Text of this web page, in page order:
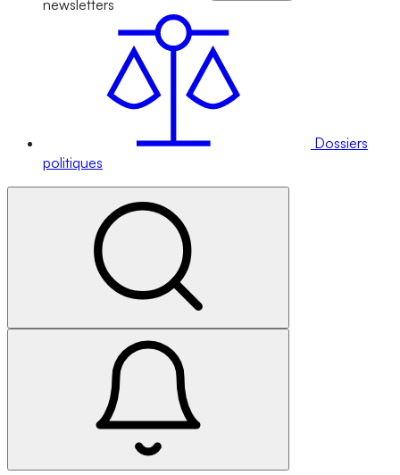
newsletters
Dossiers
politiques